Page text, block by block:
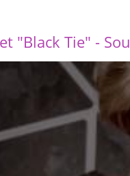
"Black Tie" -